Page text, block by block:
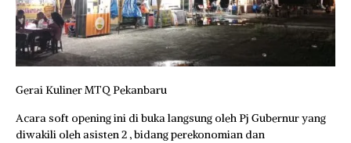
Gerai Kuliner MTQ Pekanbaru
Acara soft opening ini di buka langsung oleh Pj Gubernur yang
diwakili oleh asisten 2 , bidang perekonomian dan